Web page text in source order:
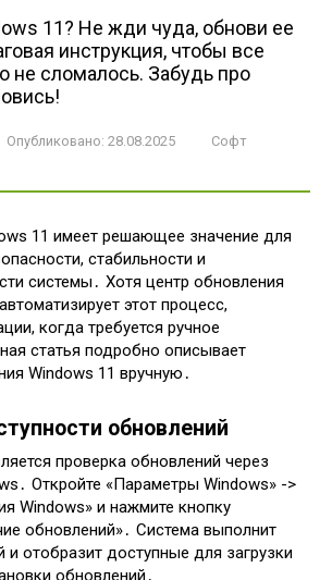
11? Не жди чуда, обнови ее
инструкция, чтобы все
не сломалось. Забудь про
Опубликовано: 28.08.2025
Софт
11 имеет решающее значение для
стабильности и
системы․ Хотя центр обновления
этот процесс,
когда требуется ручное
статья подробно описывает
Windows 11 вручную․
обновлений
проверка обновлений через
Откройте «Параметры Windows» ->
Windows» и нажмите кнопку
обновлений»․ Система выполнит
и отобразит доступные для загрузки
обновлений․